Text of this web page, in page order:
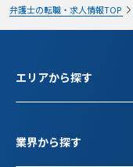
弁護士の転職・求人情報TOP
エリアから探す
業界から探す